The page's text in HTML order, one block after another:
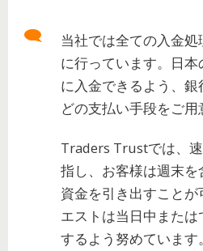
当社では全ての入金
に行っています。日
に入金できるよう、
どの支払い手段をご用
Traders Trustでは、
指し、お客様は週末
資金を引き出すこと
エストは当日中また
するよう努めています